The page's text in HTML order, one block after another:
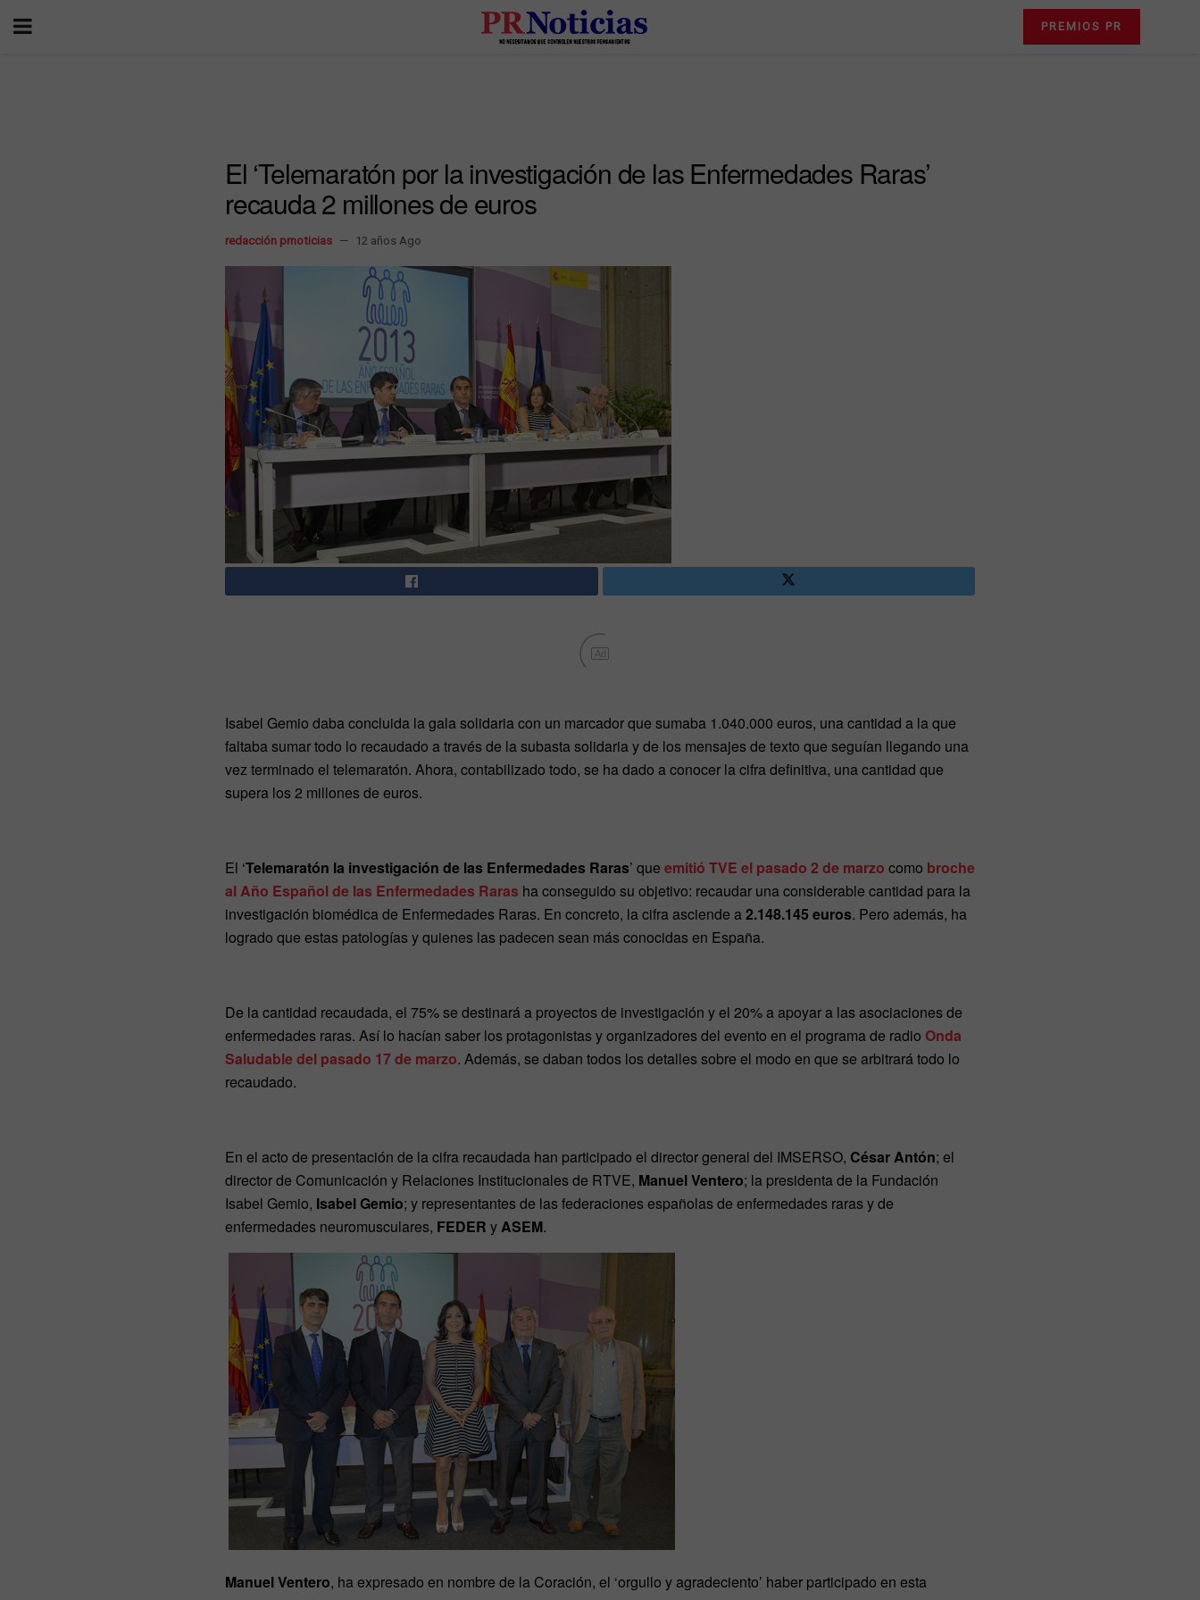
PREMIOS PR
El ‘Telemaratón por la investigación de las Enfermedades Raras’
recauda 2 millones de euros
redacción prnoticias 12 años Ago
Ad
Isabel Gemio daba concluida la gala solidaria con un marcador que sumaba 1.040.000 euros, una cantidad a la que
faltaba sumar todo lo recaudado a través de la subasta solidaria y de los mensajes de texto que seguían llegando una
vez terminado el telemaratón. Ahora, contabilizado todo, se ha dado a conocer la cifra definitiva, una cantidad que
supera los 2 millones de euros.
El ‘Telemaratón la investigación de las Enfermedades Raras’ que emitió TVE el pasado 2 de marzo como broche
al Año Español de las Enfermedades Raras ha conseguido su objetivo: recaudar una considerable cantidad para la
investigación biomédica de Enfermedades Raras. En concreto, la cifra asciende a2.148.145 euros. Pero además, ha
logrado que estas patologías y quienes las padecen sean más conocidas en España.
De la cantidad recaudada, el 75% se destinará a proyectos de investigación y el 20% a apoyar a las asociaciones de
enfermedades raras. Así lo hacían saber los protagonistas y organizadores del evento en el programa de radio Onda
Saludable del pasado 17 de marzo. Además, se daban todos los detalles sobre el modo en que se arbitrará todo lo
recaudado.
En el acto de presentación de la cifra recaudada han participado el director general del IMSERSO, César Antón; el
director de Comunicación y Relaciones Institucionales de RTVE, Manuel Ventero; la presidenta de la Fundación
Isabel Gemio, Isabel Gemio; y representantes de las federaciones españolas de enfermedades raras y de
enfermedades neuromusculares, FEDER yASEM.
Manuel Ventero, ha expresado en nombre de la Coración, el ‘orgullo y agradeciento’ haber participado en esta